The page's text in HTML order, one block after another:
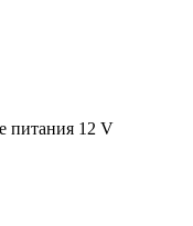
питания 12 V